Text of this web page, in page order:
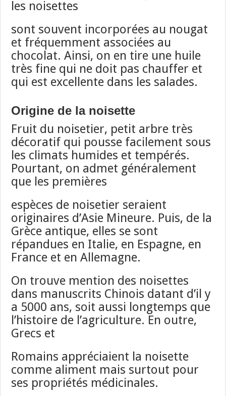
les noisettes
sont souvent incorporées au nougat
et fréquemment associées au
chocolat. Ainsi, on en tire une huile
très fine qui ne doit pas chauffer et
qui est excellente dans les salades.
Origine de la noisette
Fruit du noisetier, petit arbre très
décoratif qui pousse facilement sous
les climats humides et tempérés.
Pourtant, on admet généralement
que les premières
espèces de noisetier seraient
originaires d’Asie Mineure. Puis, de la
Grèce antique, elles se sont
répandues en Italie, en Espagne, en
France et en Allemagne.
On trouve mention des noisettes
dans manuscrits Chinois datant d’il y
a 5000 ans, soit aussi longtemps que
l’histoire de l’agriculture. En outre,
Grecs et
Romains appréciaient la noisette
comme aliment mais surtout pour
ses propriétés médicinales.